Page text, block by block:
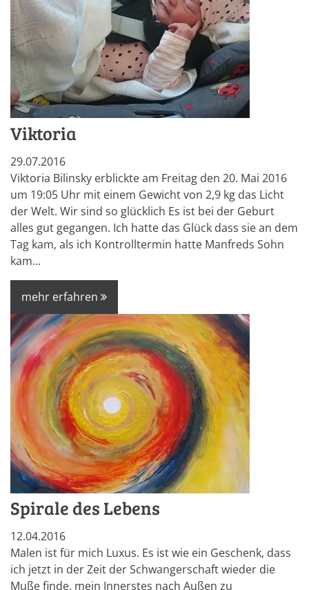
Viktoria
29.07.2016
Viktoria Bilinsky erblickte am Freitag den 20. Mai 2016
um 19:05 Uhr mit einem Gewicht von 2,9 kg das Licht
der Welt. Wir sind so glücklich Es ist bei der Geburt
alles gut gegangen. Ich hatte das Glück dass sie an dem
Tag kam, als ich Kontrolltermin hatte Manfreds Sohn
kam...
mehr erfahren
Spirale des Lebens
12.04.2016
Malen ist für mich Luxus. Es ist wie ein Geschenk, dass
ich jetzt in der Zeit der Schwangerschaft wieder die
Muße finde, mein Innerstes nach Außen zu